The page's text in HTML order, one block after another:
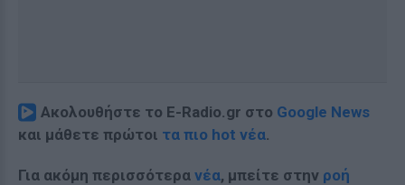
Ακολουθήστε το E-Radio.gr στο Google News
και μάθετε πρώτοι τα πιο hot νέα.
Για ακόμη περισσότερα νέα, μπείτε στην ροή